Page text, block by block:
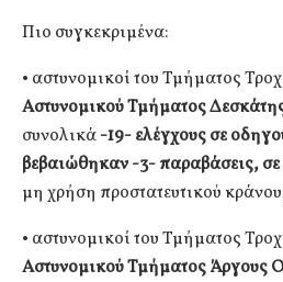
Πιο συγκεκριμένα:
• αστυνομικοί του Τμήματος
Αστυνομικού Τμήματος
συνολικά-19- ελέγχους σε
βεβαιώθηκαν -3- παραβάσεις,
μη χρήση προστατευτικού
• αστυνομικοί του Τμήματος
Αστυνομικού Τμήματος Άργους